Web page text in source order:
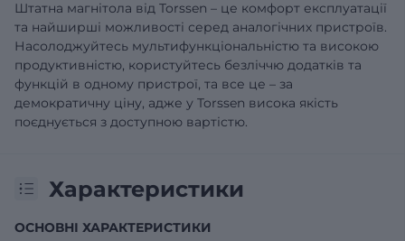
Штатна магнітола від Torssen – це комфорт експлуатації
та найширші можливості серед аналогічних пристроїв.
Насолоджуйтесь мультифункціональністю та високою
продуктивністю, користуйтесь безліччю додатків та
функцій в одному пристрої, та все це – за
демократичну ціну, адже у Torssen висока якість
поєднується з доступною вартістю.
Характеристики
ОСНОВНІ ХАРАКТЕРИСТИКИ